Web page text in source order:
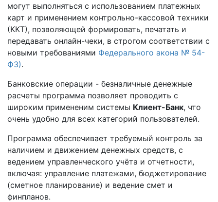
могут выполняться с использованием платежных
карт и применением контрольно-кассовой техники
(ККТ), позволяющей формировать, печатать и
передавать онлайн-чеки, в строгом соответствии с
новыми требованиями Федерального акона № 54-
ФЗ).
Банковские операции - безналичные денежные
расчеты программа позволяет проводить с
широким примененим системы Клиент-Банк, что
очень удобно для всех категорий пользователей.
Программа обеспечивает требуемый контроль за
наличием и движением денежных средств, с
ведением управленческого учёта и отчетности,
включая: управление платежами, бюджетирование
(сметное планирование) и ведение смет и
финпланов.